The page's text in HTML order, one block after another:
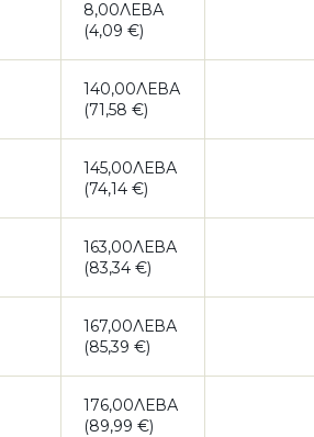
8,00ЛЕВА
(4,09 €)
140,00ЛЕВА
(71,58 €)
145,00ЛЕВА
(74,14 €)
163,00ЛЕВА
(83,34 €)
167,00ЛЕВА
(85,39 €)
176,00ЛЕВА
(89,99 €)